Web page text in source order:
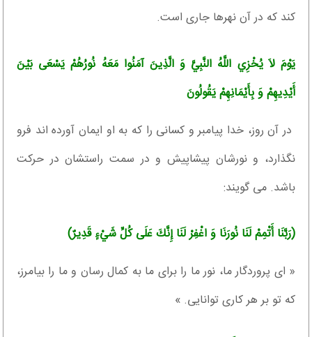
كند كه در آن نهرها جارى است.
يَوْمَ لاَ يُخْزِي اللَّهُ النَّبِيَّ وَ الَّذِينَ آمَنُوا مَعَهُ نُورُهُمْ يَسْعَى بَيْنَ
أَيْدِيهِمْ وَ بِأَيْمَانِهِمْ يَقُولُونَ‏
در آن روز، خدا پيامبر و كسانى را كه به او ايمان آورده ‏اند فرو
نگذارد، و نورشان پيشاپيش و در سمت راستشان در حركت
باشد. مى ‏گويند:
(رَبَّنَا أَتْمِمْ لَنَا نُورَنَا وَ اغْفِرْ لَنَا إِنَّكَ عَلَى كُلِّ شَيْ‏ءٍ قَدِيرٌ)
« اى پروردگار ما، نور ما را براى ما به كمال رسان و ما را بيامرز،
كه تو بر هر كارى توانايى. »